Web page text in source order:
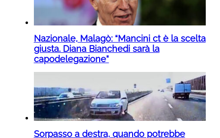
Nazionale, Malagò: “Mancini ct è la scelta
giusta. Diana Bianchedi sarà la
capodelegazione”
Sorpasso a destra, quando potrebbe